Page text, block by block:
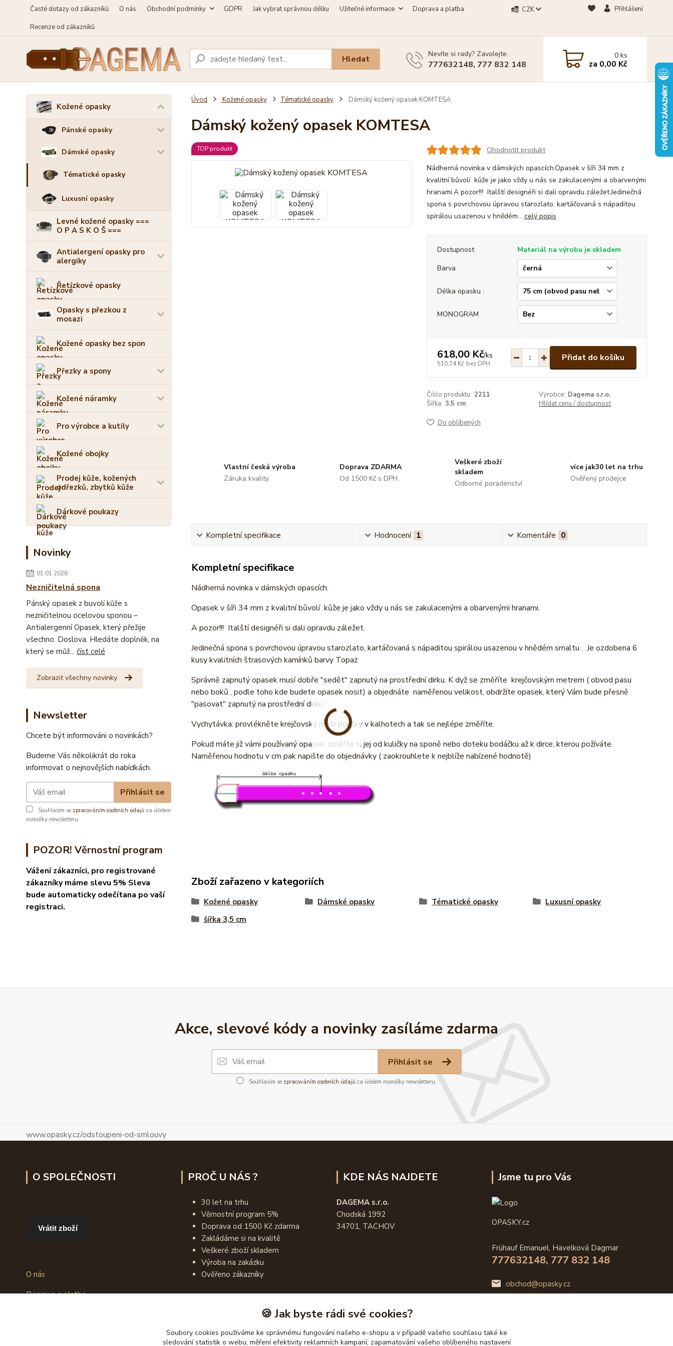
Časté dotazy od zákazníků O nás Obchodní podmínky GDPR Jak vybrat správnou délku Užitečné informace
Doprava a platba
Recenze od zákazníků
CZK Přihlášení
Hledat Nevíte si rady? Zavolejte.
777632148, 777 832 148
0ks
za 0,00 Kč
Kožené opasky
Pánské opasky
Dámské opasky
Tématické opasky
Luxusní opasky
Levné kožené opasky ===
O P A S K O Š ===
Antialergení opasky pro
alergiky
Řetízkové opasky
Opasky s přezkou z
mosazi
Kožené opasky bez spon
Přezky a spony
Kožené náramky
Pro výrobce a kutily
Kožené obojky
Prodej kůže, kožených
odřezků, zbytků kůže
Dárkové poukazy
Novinky
01.01.2026
Nezničitelná spona
Pánský opasek z buvolí kůže s
nezničitelnou ocelovou sponou –
Antialergenní Opasek, který přežije
všechno. Doslova. Hledáte doplněk, na
který se můž... číst celé
Zobrazit všechny novinky
Newsletter
Chcete být informováni o novinkách?
Budeme Vás několikrát do roka
informovat o nejnovějších nabídkách.
Přihlásit se
Souhlasím se zpracováním osobních údajů za účelem
rozesílky newsletteru.
POZOR! Věrnostní program
Vážení zákazníci, pro registrované
zákazníky máme slevu 5% Sleva
bude automaticky odečítana po vaší
registraci.
Úvod Kožené opasky Tématické opasky Dámský kožený opasek KOMTESA
Dámský kožený opasek KOMTESA
TOP produkt
Ohodnotit produkt
Nádherná novinka v dámských opascích.Opasek v šíři 34 mm z
kvalitní bůvolí kůže je jako vždy u nás se zakulacenými a obarvenými
hranami.A pozor!!! Italští designéři si dali opravdu záležet.Jedinečná
spona s povrchovou úpravou starozlato, kartáčovaná s nápaditou
spirálou usazenou v hnědém... celý popis
Dostupnost
Materiál na výrobu je skladem
Barva
Délka opasku :
MONOGRAM
618,00 Kč/ks
510,74 Kč bez DPH
Přidat do košíku
Číslo produktu: 2211 Výrobce: Dagema s.r.o.
Šířka: 3,5 cm Hlídat cenu / dostupnost
Do oblíbených
Vlastní česká výroba
Záruka kvality
Doprava ZDARMA
Od 1500 Kč s DPH
Veškeré zboží
skladem
Odborné poradenství
více jak30 let na trhu
Ověřený prodejce
Kompletní specifikace Hodnocení 1 Komentáře 0
Kompletní specifikace
Nádherná novinka v dámských opascích.
Opasek v šíři 34 mm z kvalitní bůvolí kůže je jako vždy u nás se zakulacenými a obarvenými hranami.
A pozor!!! Italští designéři si dali opravdu záležet.
Jedinečná spona s povrchovou úpravou starozlato, kartáčovaná s nápaditou spirálou usazenou v hnědém smaltu . Je ozdobena 6
kusy kvalitních štrasových kamínků barvy Topaz
Správně zapnutý opasek musí dobře "sedět" zapnutý na prostřední dirku. K dyž se změříte krejčovským metrem ( obvod pasu
nebo boků , podle toho kde budete opasek nosit) a objednáte naměřenou velikost, obdržíte opasek, který Vám bude přesně
"pasovat" zapnutý na prostřední dirku.
Vychytávka: provlékněte krejčovský metr poutky v kalhotech a tak se nejlépe změříte.
Pokud máte již vámi používaný opasek, změřte si jej od kuličky na sponě nebo doteku bodáčku až k dirce, kterou požíváte.
Naměřenou hodnotu v cm pak napište do objednávky ( zaokrouhlete k nejblíže nabízené hodnotě)
Zboží zařazeno v kategoriích
Kožené opasky Dámské opasky Tématické opasky
Luxusní opasky
šířka 3,5 cm
Akce, slevové kódy a novinky zasíláme zdarma
Přihlásit se
Souhlasím se zpracováním osobních údajůza účelem rozesílky newsletteru.
www.opasky.cz/odstoupeni-od-smlouvy
O SPOLEČNOSTI
Vrátit zboží
O nás
Doprava a platba
PROČ U NÁS ?
30 let na trhu
Věrnostní program 5%
Doprava od 1500 Kč zdarma
Zakládáme si na kvalitě
Veškeré zboží skladem
Výroba na zakázku
Ověřeno zákazníky
KDE NÁS NAJDETE
DAGEMA s.r.o.
Chodská 1992
34701, TACHOV
Jsme tu pro Vás
OPASKY.cz
Frühauf Emanuel, Havelková Dagmar
777632148, 777 832 148
obchod@opasky.cz
🍪 Jak byste rádi své cookies?
Soubory cookies používáme ke správnému fungování našeho e-shopu a v případě vašeho souhlasu také ke
sledování statistik o webu, měření efektivity reklamních kampaní, zapamatování vašeho oblíbeného nastavení